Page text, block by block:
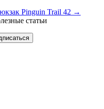
Pinguin Trail 42 →
статьи